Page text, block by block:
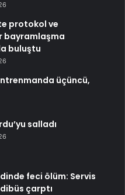
protokol ve
bayramlaşma
buluştu
üçüncü,
salladı
feci ölüm: Servis
çarptı